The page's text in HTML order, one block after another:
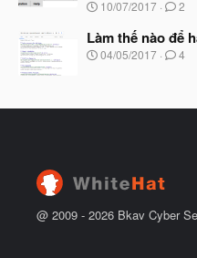
ắ
đ
ầ
N
à
y
b
đ
10/07/2017 2
Làm thế nào để
N
b
u
04/05/2017 4
@ 2009 - 2026 Bkav Cyber